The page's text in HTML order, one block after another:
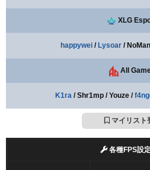
XLG
happywei / Lysoar /
All
K1ra / Shr1mp / Youze /
マイリスト
各種FPS設